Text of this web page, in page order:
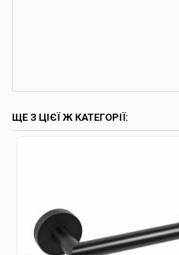
ЩЕ З ЦІЄЇ Ж КАТЕГОРІЇ: